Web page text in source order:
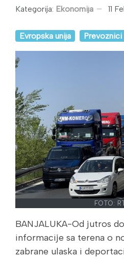
Kategorija: Ekonomija 11
Evropska unija Prevoznici
FOTO:
BANJALUKA-Od jutros
informacije sa terena o
zabrane ulaska i